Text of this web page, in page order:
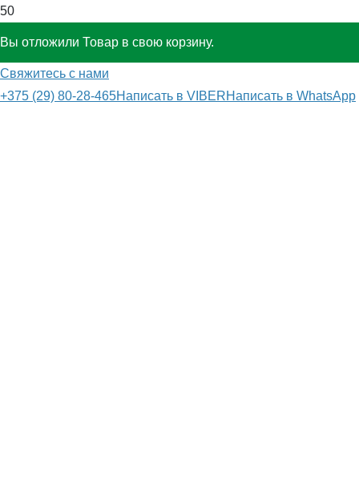
Вы отложили Товар в свою корзину.
Свяжитесь с нами
+375 (29) 80-28-465Написать в VIBERНаписать в WhatsApp